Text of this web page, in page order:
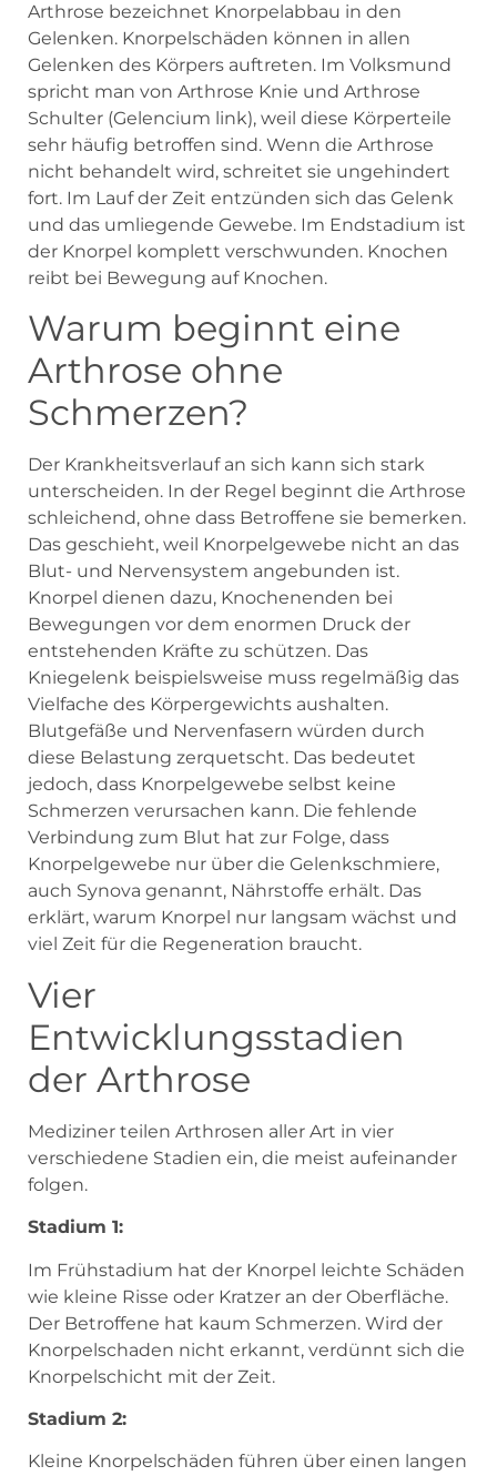
Arthrose bezeichnet Knorpelabbau in den
Gelenken. Knorpelschäden können in allen
Gelenken des Körpers auftreten. Im Volksmund
spricht man von Arthrose Knie und Arthrose
Schulter (Gelencium link), weil diese Körperteile
sehr häufig betroffen sind. Wenn die Arthrose
nicht behandelt wird, schreitet sie ungehindert
fort. Im Lauf der Zeit entzünden sich das Gelenk
und das umliegende Gewebe. Im Endstadium ist
der Knorpel komplett verschwunden. Knochen
reibt bei Bewegung auf Knochen.
Warum beginnt eine
Arthrose ohne
Schmerzen?
Der Krankheitsverlauf an sich kann sich stark
unterscheiden. In der Regel beginnt die Arthrose
schleichend, ohne dass Betroffene sie bemerken.
Das geschieht, weil Knorpelgewebe nicht an das
Blut- und Nervensystem angebunden ist.
Knorpel dienen dazu, Knochenenden bei
Bewegungen vor dem enormen Druck der
entstehenden Kräfte zu schützen. Das
Kniegelenk beispielsweise muss regelmäßig das
Vielfache des Körpergewichts aushalten.
Blutgefäße und Nervenfasern würden durch
diese Belastung zerquetscht. Das bedeutet
jedoch, dass Knorpelgewebe selbst keine
Schmerzen verursachen kann. Die fehlende
Verbindung zum Blut hat zur Folge, dass
Knorpelgewebe nur über die Gelenkschmiere,
auch Synova genannt, Nährstoffe erhält. Das
erklärt, warum Knorpel nur langsam wächst und
viel Zeit für die Regeneration braucht.
Vier
Entwicklungsstadien
der Arthrose
Mediziner teilen Arthrosen aller Art in vier
verschiedene Stadien ein, die meist aufeinander
folgen.
Stadium 1:
Im Frühstadium hat der Knorpel leichte Schäden
wie kleine Risse oder Kratzer an der Oberfläche.
Der Betroffene hat kaum Schmerzen. Wird der
Knorpelschaden nicht erkannt, verdünnt sich die
Knorpelschicht mit der Zeit.
Stadium 2:
Kleine Knorpelschäden führen über einen langen